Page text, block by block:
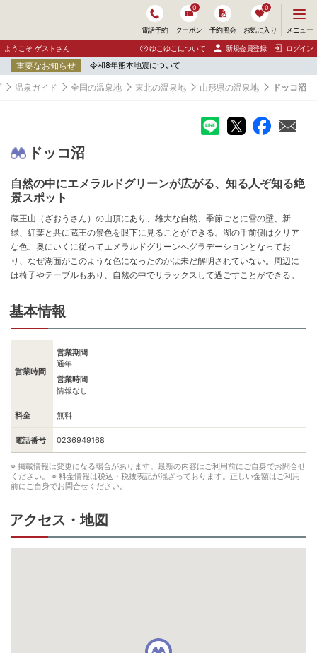
電話予約 クーポン
0
予約照会 お気に入り
0
ニ
ュ
ー
開
く
メニュー
ようこそ ゲストさん ゆこゆこについて 新規会員登録 ログイン
重要なお知らせ 令和8年熊本地震について
温泉ガイド 全国の温泉地 東北の温泉地 山形県の温泉地 ドッコ沼
ドッコ沼
自然の中にエメラルドグリーンが広がる、知る人ぞ知る絶
景スポット
蔵王山（ざおうさん）の山頂にあり、雄大な自然、季節ごとに雪の壁、新
緑、紅葉と共に蔵王の景色を眼下に見ることができる。湖の手前側はクリア
な色、奥にいくに従ってエメラルドグリーンへグラデーションとなってお
り、なぜ湖面がこのような色になったのかは未だ解明されていない。周辺に
は椅子やテーブルもあり、自然の中でリラックスして過ごすことができる。
基本情報
営業時間
営業期間
通年
営業時間
情報なし
料金 無料
電話番号 0236949168
※ 掲載情報は変更になる場合があります。最新の内容はご利用前にご自身でお問合せ
ください。
※ 料金情報は税込・税抜表記が混ざっております。正しい金額はご利用
前にご自身でお問合せください。
アクセス・地図